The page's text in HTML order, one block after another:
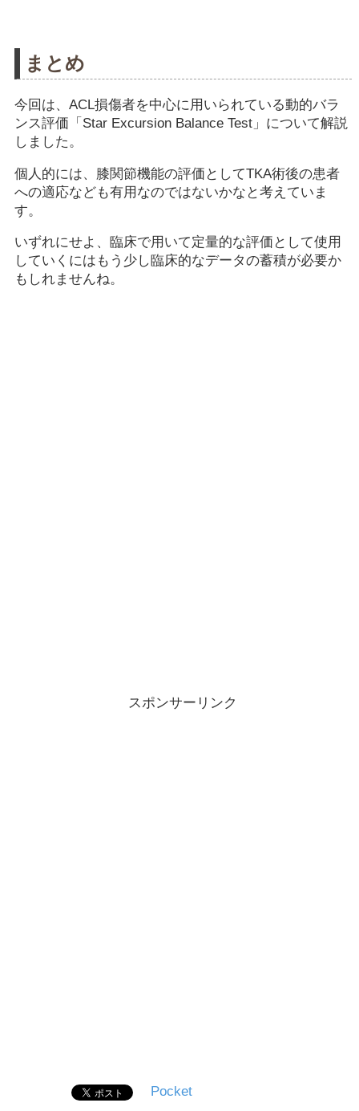
まとめ
今回は、ACL損傷者を中心に用いられている動的バラ
ンス評価「Star Excursion Balance Test」について解説
しました。
個人的には、膝関節機能の評価としてTKA術後の患者
への適応なども有用なのではないかなと考えていま
す。
いずれにせよ、臨床で用いて定量的な評価として使用
していくにはもう少し臨床的なデータの蓄積が必要か
もしれませんね。
スポンサーリンク
Pocket